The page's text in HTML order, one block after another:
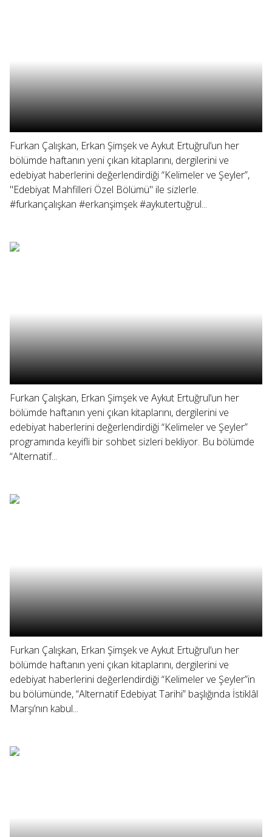
Furkan Çalışkan, Erkan Şimşek ve Aykut Ertuğrul’un her
bölümde haftanın yeni çıkan kitaplarını, dergilerini ve
edebiyat haberlerini değerlendirdiği “Kelimeler ve Şeyler”,
"Edebiyat Mahfilleri Özel Bölümü" ile sizlerle.
#furkançalışkan #erkanşimşek #aykutertuğrul...
Furkan Çalışkan, Erkan Şimşek ve Aykut Ertuğrul’un her
bölümde haftanın yeni çıkan kitaplarını, dergilerini ve
edebiyat haberlerini değerlendirdiği “Kelimeler ve Şeyler”
programında keyifli bir sohbet sizleri bekliyor. Bu bölümde
“Alternatif...
Furkan Çalışkan, Erkan Şimşek ve Aykut Ertuğrul’un her
bölümde haftanın yeni çıkan kitaplarını, dergilerini ve
edebiyat haberlerini değerlendirdiği “Kelimeler ve Şeyler”in
bu bölümünde, “Alternatif Edebiyat Tarihi” başlığında İstiklâl
Marşı’nın kabul...